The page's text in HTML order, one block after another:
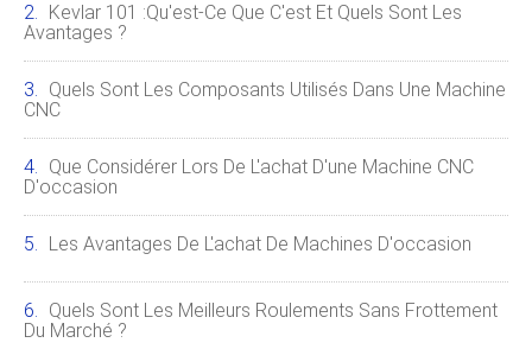
Kevlar 101 :qu'est-Ce Que C'est Et Quels Sont Les
Avantages ?
Quels Sont Les Composants Utilisés Dans Une Machine
CNC
Que Considérer Lors De L'achat D'une Machine CNC
D'occasion
Les Avantages De L'achat De Machines D'occasion
Quels Sont Les Meilleurs Roulements Sans Frottement
Du Marché ?